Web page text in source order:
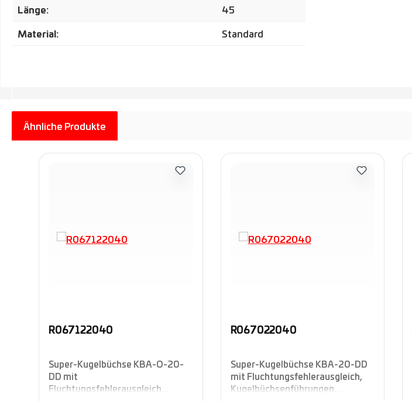
Länge: 45
Material: Standard
Ähnliche Produkte
Produktgalerie überspringen
R067122040
Super-Kugelbüchse KBA-O-20-
DD mit
Fluchtungsfehlerausgleich,
R067022040
Super-Kugelbüchse KBA-20-DD
mit Fluchtungsfehlerausgleich,
Kugelbüchsenführungen,